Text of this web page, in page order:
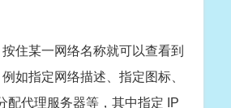
住某一网络名称就可以查看到
如指定网络描述、指定图标、
配代理服务器等，其中指定 IP